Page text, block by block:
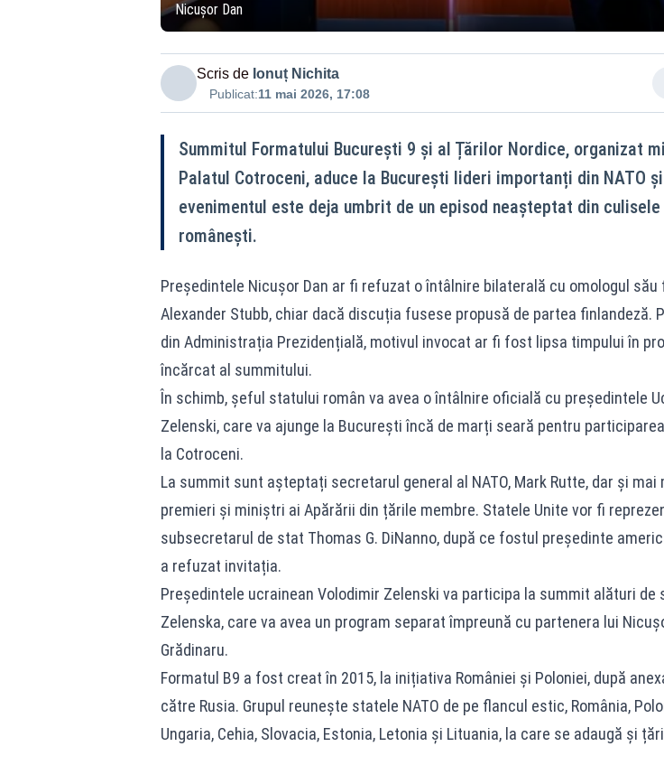
Nicușor Dan
Scris de Ionuț Nichita
Publicat:11 mai 2026, 17:08
Summitul Formatului București 9 și al Țărilor Nordice, organizat
Palatul Cotroceni, aduce la București lideri importanți din NATO și
evenimentul este deja umbrit de un episod neașteptat din
românești.
Președintele Nicușor Dan ar fi refuzat o întâlnire bilaterală cu omologul său
Alexander Stubb, chiar dacă discuția fusese propusă de partea finlandeză.
din Administrația Prezidențială, motivul invocat ar fi fost lipsa timpului în
încărcat al summitului.
În schimb, șeful statului român va avea o întâlnire oficială cu președintele
Zelenski, care va ajunge la București încă de marți seară pentru
la Cotroceni.
La summit sunt așteptați secretarul general al NATO, Mark Rutte, dar și
premieri și miniștri ai Apărării din țările membre. Statele Unite vor fi
subsecretarul de stat Thomas G. DiNanno, după ce fostul președinte
a refuzat invitația.
Președintele ucrainean Volodimir Zelenski va participa la summit alături de
Zelenska, care va avea un program separat împreună cu partenera lui
Grădinaru.
Formatul B9 a fost creat în 2015, la inițiativa României și Poloniei, după
către Rusia. Grupul reunește statele NATO de pe flancul estic, România,
Ungaria, Cehia, Slovacia, Estonia, Letonia și Lituania, la care se adaugă și